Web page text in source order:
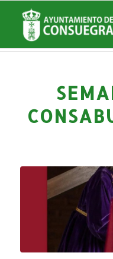
Noticias
Usted está aquí: Inicio /
Actividades culturales y